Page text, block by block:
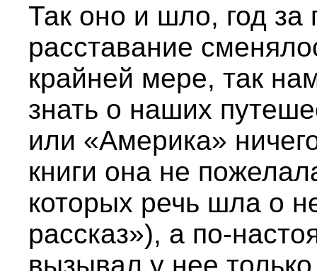
Так оно и шло, год за
расставание
крайней мере, так
знать о наших
или «Америка»
книги она не
которых речь шла о
рассказ»), а по-